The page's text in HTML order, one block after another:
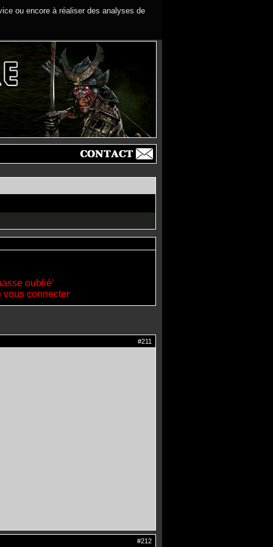
ou encore à réaliser des analyses de
oublié'
vous connecter
#211
#212